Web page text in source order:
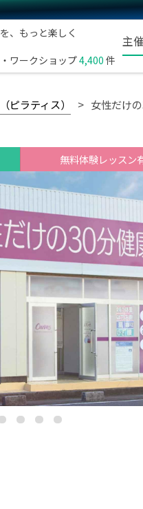
、もっと楽しく
ワークショップ4,400 件
主
ピラティス） 女性だけ
無料体験レッスン